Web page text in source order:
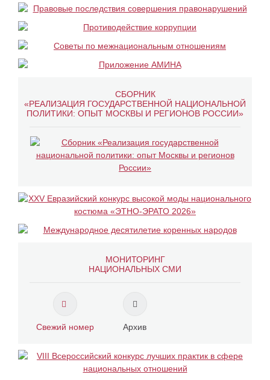
СБОРНИК
«РЕАЛИЗАЦИЯ ГОСУДАРСТВЕННОЙ НАЦИОНАЛЬНОЙ
ПОЛИТИКИ: ОПЫТ МОСКВЫ И РЕГИОНОВ РОССИИ»
МОНИТОРИНГ
НАЦИОНАЛЬНЫХ СМИ
Свежий номер Архив